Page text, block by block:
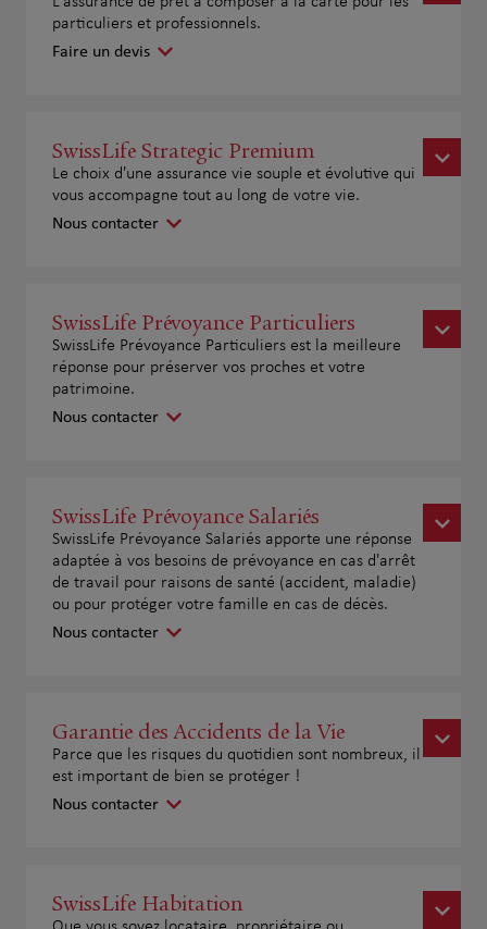
particuliers et professionnels.
Faire un devis
SwissLife Strategic Premium
Le choix d'une assurance vie souple et évolutive qui
vous accompagne tout au long de votre vie.
Nous contacter
SwissLife Prévoyance Particuliers
SwissLife Prévoyance Particuliers est la meilleure
réponse pour préserver vos proches et votre
patrimoine.
Nous contacter
SwissLife Prévoyance Salariés
SwissLife Prévoyance Salariés apporte une réponse
adaptée à vos besoins de prévoyance en cas d'arrêt
de travail pour raisons de santé (accident, maladie)
ou pour protéger votre famille en cas de décès.
Nous contacter
Garantie des Accidents de la Vie
Parce que les risques du quotidien sont nombreux, il
est important de bien se protéger !
Nous contacter
SwissLife Habitation